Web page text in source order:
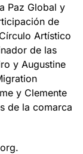
Paz Global y
de
Artístico
de las
y Augustine
y Clemente
de la comarca